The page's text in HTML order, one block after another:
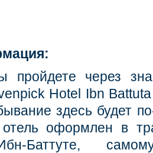
пройдете через
Hotel Ibn
здесь будет
отель оформлен в
Баттуте,